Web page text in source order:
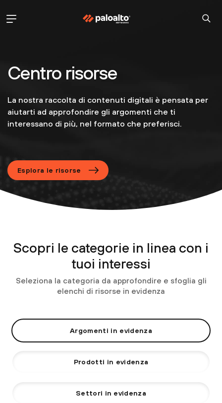
Centro risorse
La nostra raccolta di contenuti digitali è pensata per
aiutarti ad approfondire gli argomenti che ti
interessano di più, nel formato che preferisci.
Esplora le risorse
Scopri le categorie in linea con i
tuoi interessi
Seleziona la categoria da approfondire e sfoglia gli
elenchi di risorse in evidenza
Argomenti in evidenza
Prodotti in evidenza
Settori in evidenza